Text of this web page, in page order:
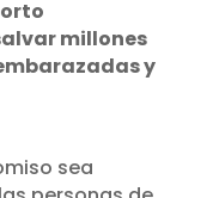
millones
y
sea